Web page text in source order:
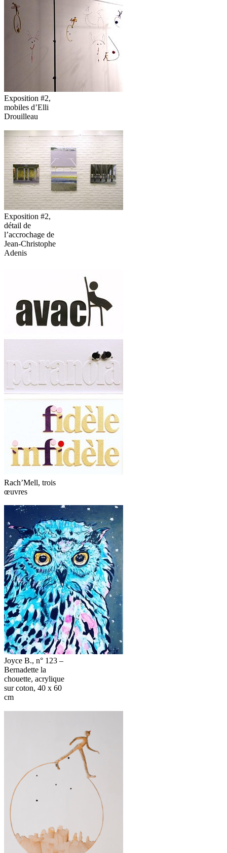
Exposition #2,
mobiles d’Elli
Drouilleau
Exposition #2,
détail de
l’accrochage de
Jean-Christophe
Adenis
Rach’Mell, trois
œuvres
Joyce B., n° 123 –
Bernadette la
chouette, acrylique
sur coton, 40 x 60
cm